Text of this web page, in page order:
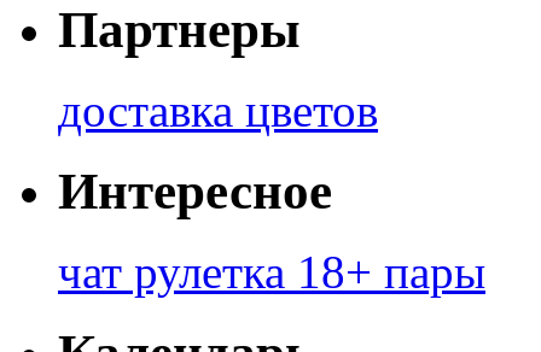
Партнеры
доставка цветов
Интересное
чат рулетка 18+ пары